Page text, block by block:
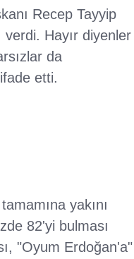
Recep Tayyip
Hayır diyenler
da
etti.
yakını
82'yi bulması
"Oyum Erdoğan'a"